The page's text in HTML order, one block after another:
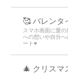
🥰 バレンタ
スマホ画面に愛
への想いや自分
ート♥️
🎄 クリスマ